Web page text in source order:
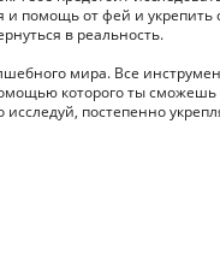
и помощь от фей и
в реальность.
мира. Все
которого ты сможешь
постепенно